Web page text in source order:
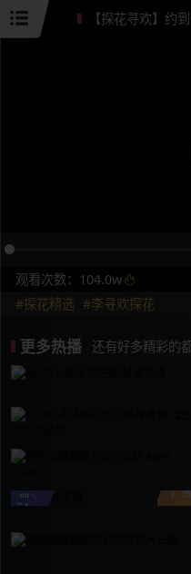
【探花寻欢】约
观看次数：104.0w
#探花精选 #李寻欢探花
更多热播 还有好多精彩的